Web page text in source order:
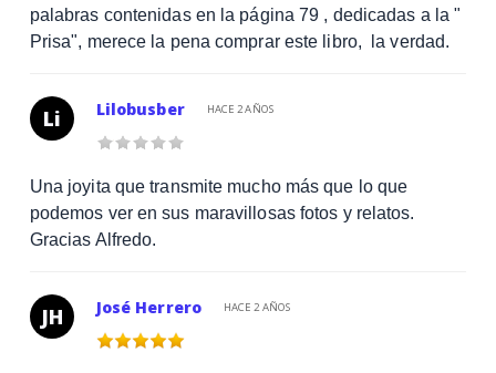
palabras contenidas en la página 79 , dedicadas a la "
Prisa", merece la pena comprar este libro, la verdad.
Li Lilobusber HACE 2 AÑOS
Una joyita que transmite mucho más que lo que
podemos ver en sus maravillosas fotos y relatos.
Gracias Alfredo.
JH José Herrero HACE 2 AÑOS